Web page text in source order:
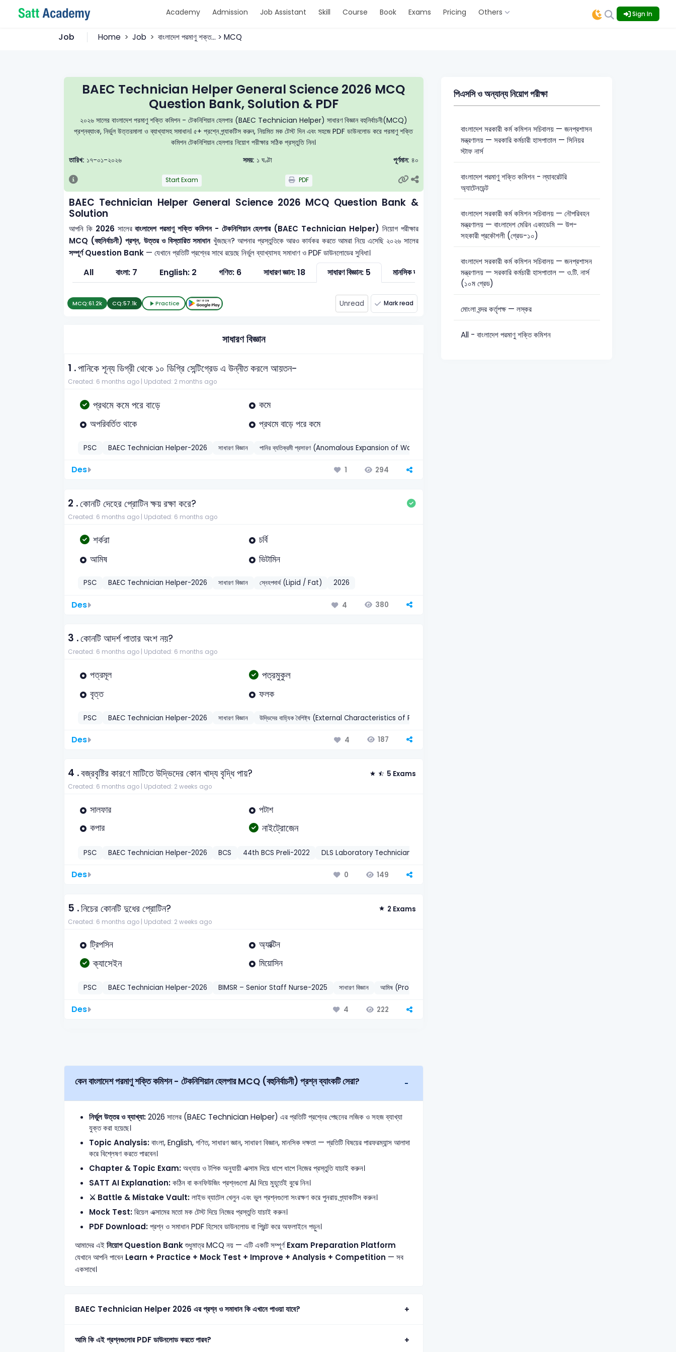
Academy Admission Job Assistant Skill Course Book Exams Pricing Others Sign In
Job Home Job বাংলাদেশ পরমাণু শক্ত... > MCQ
BAEC Technician Helper General Science 2026 MCQ
Question Bank, Solution & PDF
২০২৬ সালের বাংলাদেশ পরমাণু শক্তি কমিশন - টেকনিশিয়ান হেলপার (BAEC Technician Helper) সাধারণ বিজ্ঞান বহুনির্বাচনী(MCQ)
প্রশ্নব্যাংক, নির্ভুল উত্তরমালা ও ব্যাখ্যাসহ সমাধান। ৫+ প্রশ্নে প্র্যাকটিস করুন, নিয়মিত মক টেস্ট দিন এবং সহজে PDF ডাউনলোড করে পরমাণু শক্তি
কমিশন টেকনিশিয়ান হেলপার নিয়োগ পরীক্ষার সঠিক প্রস্তুতি নিন।
তারিখ: ১৭-০১-২০২৬ সময়: ১ ঘণ্টা পূর্ণমান: ৪০
Start Exam PDF
BAEC Technician Helper General Science 2026 MCQ Question Bank &
Solution
আপনি কি 2026 সালেরবাংলাদেশ পরমাণু শক্তি কমিশন - টেকনিশিয়ান হেলপার (BAEC Technician Helper) নিয়োগ পরীক্ষার
MCQ (বহুনির্বাচনী) প্রশ্ন, উত্তর ও বিস্তারিত সমাধানখুঁজছেন? আপনার প্রস্তুতিকে আরও কার্যকর করতে আমরা নিয়ে এসেছি ২০২৬ সালের
সম্পূর্ণ Question Bank — যেখানে প্রতিটি প্রশ্নের সাথে রয়েছে নির্ভুল ব্যাখ্যাসহ সমাধাণ ও PDF ডাউনলোডের সুবিধা।
All বাংলা: 7 English: 2 গণিত: 6 সাধারণ জ্ঞান: 18 সাধারণ বিজ্ঞান: 5 মানসিক দক্ষতা: 2
MCQ:61.2k CQ:57.1k Practice Unread Mark read
সাধারণ বিজ্ঞান
1 .পানিকে শূন্য ডিগ্রী থেকে ১০ ডিগ্রি সেন্টিগ্রেড এ উন্নীত করলে আয়তন-
Created: 6 months ago | Updated: 2 months ago
প্রথমে কমে পরে বাড়ে
কমে
অপরিবর্তিত থাকে
প্রথমে বাড়ে পরে কমে
PSC BAEC Technician Helper-2026 সাধারণ বিজ্ঞান পানির ব্যতিক্রমী প্রসারণ (Anomalous Expansion of Water)
Des 1 294
2 .কোনটি দেহের প্রোটিন ক্ষয় রক্ষা করে?
Created: 6 months ago | Updated: 6 months ago
শর্করা
চর্বি
আমিষ
ভিটামিন
PSC BAEC Technician Helper-2026 সাধারণ বিজ্ঞান স্নেহপদার্থ (Lipid / Fat) 2026
Des 4 380
3 .কোনটি আদর্শ পাতার অংশ নয়?
Created: 6 months ago | Updated: 6 months ago
পত্রমূল পত্রমুকুল
বৃত্ত ফলক
PSC BAEC Technician Helper-2026 সাধারণ বিজ্ঞান উদ্ভিদের বাহ্যিক বৈশিষ্ট্য (External Characteristics of Plants)
Des 4 187
4 .বজ্রবৃষ্টির কারণে মাটিতে উদ্ভিদের কোন খাদ্য বৃদ্ধি পায়? 5 Exams
Created: 6 months ago | Updated: 2 weeks ago
সালফার
পটাশ
কপার
নাইট্রোজেন
PSC BAEC Technician Helper-2026 BCS 44th BCS Preli-2022 DLS Laboratory Technician-2023
Des 0 149
5 .নিচের কোনটি দুধের প্রোটিন? 2 Exams
Created: 6 months ago | Updated: 2 weeks ago
ট্রিপসিন অ্যাক্টিন
ক্যাসেইন মিয়োসিন
PSC BAEC Technician Helper-2026 BIMSR – Senior Staff Nurse-2025 সাধারণ বিজ্ঞান আমিষ (Protein)
Des 4 222
কেন বাংলাদেশ পরমাণু শক্তি কমিশন - টেকনিশিয়ান হেলপার MCQ (বহুনির্বাচনী) প্রশ্ন ব্যাংকটি সেরা?
নির্ভুল উত্তর ও ব্যাখ্যা:2026 সালের (BAEC Technician Helper) এর প্রতিটি প্রশ্নের পেছনের লজিক ও সহজ ব্যাখ্যা
যুক্ত করা হয়েছে।
Topic Analysis:বাংলা, English, গণিত, সাধারণ জ্ঞান, সাধারণ বিজ্ঞান, মানসিক দক্ষতা — প্রতিটি বিষয়ের পারফরম্যান্স আলাদা
করে বিশ্লেষণ করতে পারবেন।
Chapter & Topic Exam:অধ্যায় ও টপিক অনুযায়ী এক্সাম দিয়ে ধাপে ধাপে নিজের প্রস্তুতি যাচাই করুন।
SATT AI Explanation:কঠিন বা কনফিউজিং প্রশ্নগুলো AI দিয়ে মুহূর্তেই বুঝে নিন।
⚔️ Battle & Mistake Vault:লাইভ ব্যাটেল খেলুন এবং ভুল প্রশ্নগুলো সংরক্ষণ করে পুনরায় প্র্যাকটিস করুন।
Mock Test:রিয়েল এক্সামের মতো মক টেস্ট দিয়ে নিজের প্রস্তুতি যাচাই করুন।
PDF Download:প্রশ্ন ও সমাধান PDF হিসেবে ডাউনলোড বা প্রিন্ট করে অফলাইনে পড়ুন।
আমাদের এইনিয়োগ Question Bankশুধুমাত্র MCQ নয় — এটি একটি সম্পূর্ণExam Preparation Platform
যেখানে আপনি পাবেন Learn + Practice + Mock Test + Improve + Analysis + Competition — সব
একসাথে।
BAEC Technician Helper 2026 এর প্রশ্ন ও সমাধান কি এখানে পাওয়া যাবে?
আমি কি এই প্রশ্নগুলোর PDF ডাউনলোড করতে পারব?
পিএসসি ও অন্যান্য নিয়োগ পরীক্ষা
বাংলাদেশ সরকারী কর্ম কমিশন সচিবালয় — জনপ্রশাসন
মন্ত্রণালয় — সরকারি কর্মচারী হাসপাতাল — সিনিয়র
স্টাফ নার্স
বাংলাদেশ পরমাণু শক্তি কমিশন - ল্যাবরেটরি
অ্যাটেনডেন্ট
বাংলাদেশ সরকারী কর্ম কমিশন সচিবালয় — নৌপরিবহন
মন্ত্রণালয় — বাংলাদেশ মেরিন একাডেমি — উপ-
সহকারী প্রকৌশলী (গ্রেড-১০)
বাংলাদেশ সরকারী কর্ম কমিশন সচিবালয় — জনপ্রশাসন
মন্ত্রণালয় — সরকারি কর্মচারী হাসপাতাল — ও.টি. নার্স
(১০ম গ্রেড)
মোংলা বন্দর কর্তৃপক্ষ — লস্কর
All - বাংলাদেশ পরমাণু শক্তি কমিশন